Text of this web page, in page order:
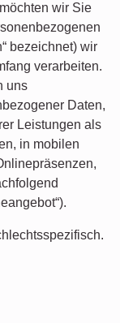
wir Sie
bezeichnet) wir
verarbeiten.
uns
Daten,
Leistungen als
in mobilen